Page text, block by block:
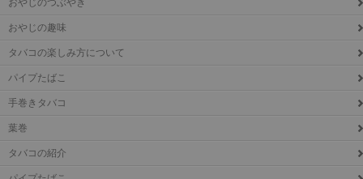
おやじのつぶやき
おやじの趣味
タバコの楽しみ方について
パイプたばこ
手巻きタバコ
葉巻
タバコの紹介